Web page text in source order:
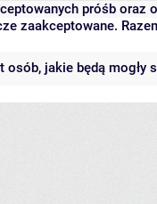
próśb oraz
zaakceptowane.
jakie będą